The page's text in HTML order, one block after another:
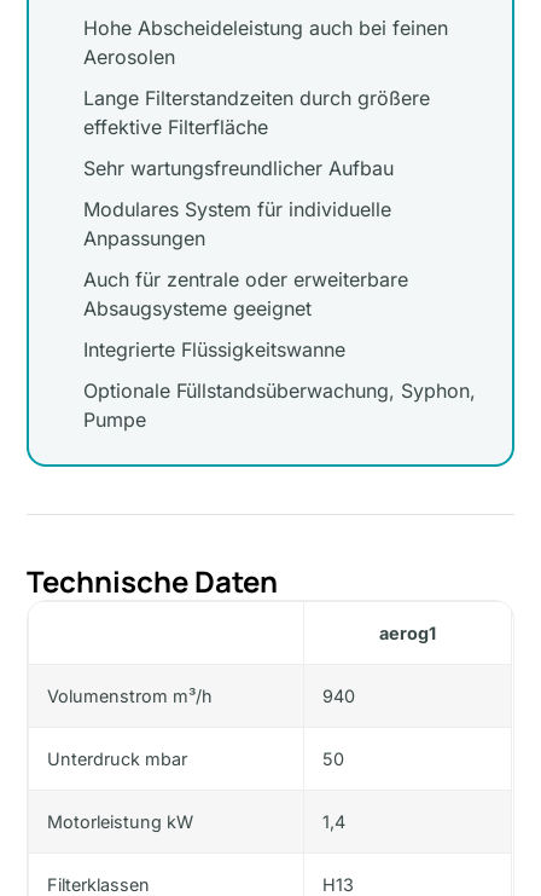
Hohe Abscheideleistung auch bei feinen
Aerosolen
Lange Filterstandzeiten durch größere
effektive Filterfläche
Sehr wartungsfreundlicher Aufbau
Modulares System für individuelle
Anpassungen
Auch für zentrale oder erweiterbare
Absaugsysteme geeignet
Integrierte Flüssigkeitswanne
Optionale Füllstandsüberwachung, Syphon,
Pumpe
Technische Daten
aerog1
Volumenstrom m³/h 940
Unterdruck mbar 50
Motorleistung kW 1,4
Filterklassen H13